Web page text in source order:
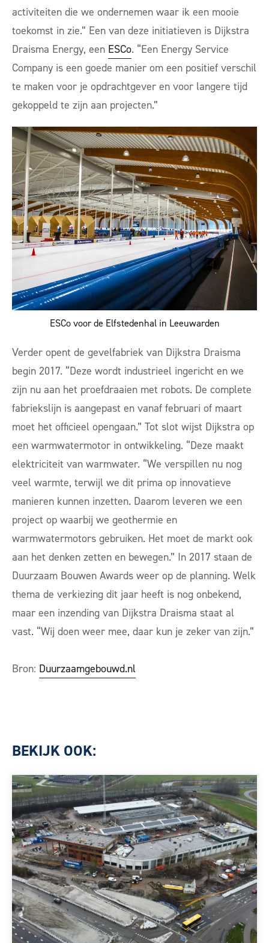
activiteiten die we ondernemen waar ik een mooie
toekomst in zie.” Een van deze initiatieven is Dijkstra
Draisma Energy, een ESCo. “Een Energy Service
Company is een goede manier om een positief verschil
te maken voor je opdrachtgever en voor langere tijd
gekoppeld te zijn aan projecten.”
ESCo voor de Elfstedenhal in Leeuwarden
Verder opent de gevelfabriek van Dijkstra Draisma
begin 2017. “Deze wordt industrieel ingericht en we
zijn nu aan het proefdraaien met robots. De complete
fabriekslijn is aangepast en vanaf februari of maart
moet het officieel opengaan.” Tot slot wijst Dijkstra op
een warmwatermotor in ontwikkeling. “Deze maakt
elektriciteit van warmwater. “We verspillen nu nog
veel warmte, terwijl we dit prima op innovatieve
manieren kunnen inzetten. Daarom leveren we een
project op waarbij we geothermie en
warmwatermotors gebruiken. Het moet de markt ook
aan het denken zetten en bewegen.” In 2017 staan de
Duurzaam Bouwen Awards weer op de planning. Welk
thema de verkiezing dit jaar heeft is nog onbekend,
maar een inzending van Dijkstra Draisma staat al
vast. “Wij doen weer mee, daar kun je zeker van zijn.”
Bron: Duurzaamgebouwd.nl
BEKIJK OOK: